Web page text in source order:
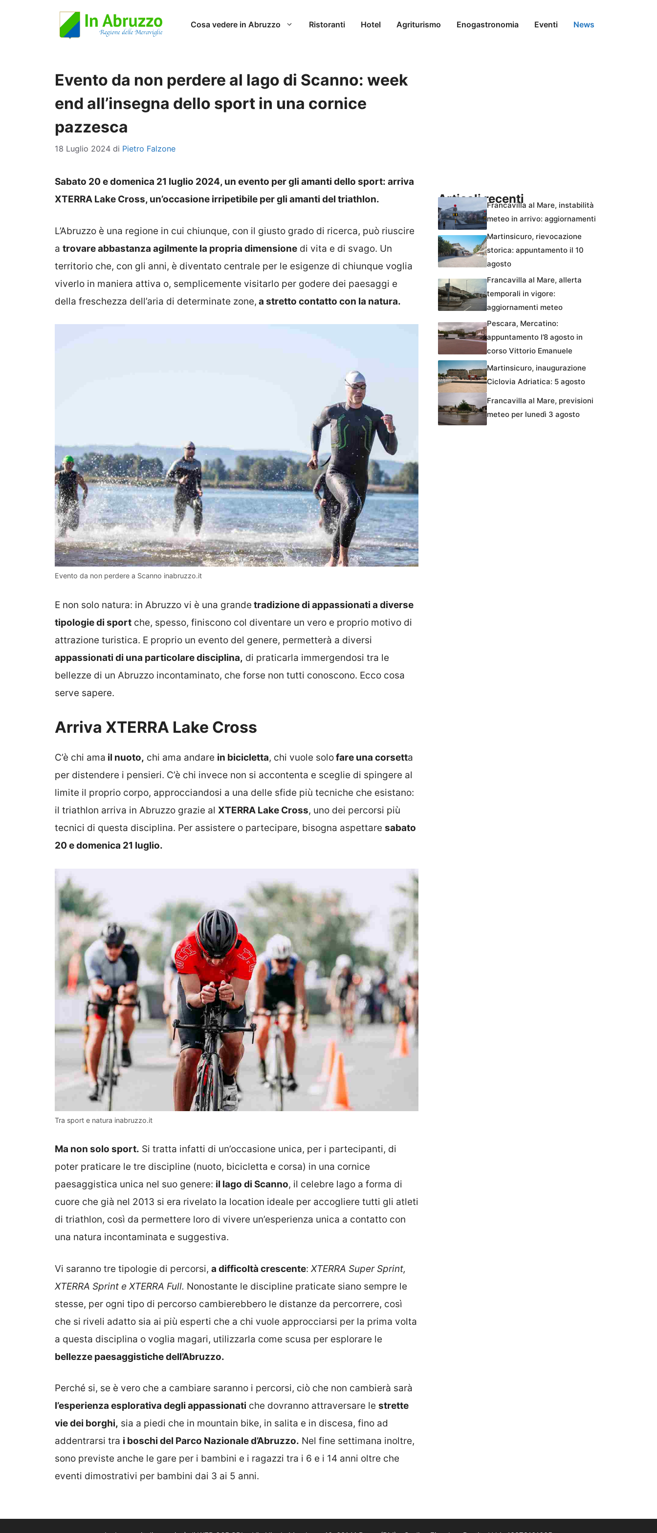
Cosa vedere in Abruzzo Ristoranti Hotel Agriturismo Enogastronomia Eventi News
Evento da non perdere al lago di Scanno: week
end all’insegna dello sport in una cornice
pazzesca
18 Luglio 2024 di Pietro Falzone
Sabato 20 e domenica 21 luglio 2024, un evento per gli amanti dello sport: arriva
XTERRA Lake Cross, un’occasione irripetibile per gli amanti del triathlon.
L’Abruzzo è una regione in cui chiunque, con il giusto grado di ricerca, può riuscire
a trovare abbastanza agilmente la propria dimensione di vita e di svago. Un
territorio che, con gli anni, è diventato centrale per le esigenze di chiunque voglia
viverlo in maniera attiva o, semplicemente visitarlo per godere dei paesaggi e
della freschezza dell’aria di determinate zone, a stretto contatto con la natura.
Evento da non perdere a Scanno inabruzzo.it
E non solo natura: in Abruzzo vi è una grande tradizione di appassionati a diverse
tipologie di sport che, spesso, finiscono col diventare un vero e proprio motivo di
attrazione turistica. E proprio un evento del genere, permetterà a diversi
appassionati di una particolare disciplina, di praticarla immergendosi tra le
bellezze di un Abruzzo incontaminato, che forse non tutti conoscono. Ecco cosa
serve sapere.
Arriva XTERRA Lake Cross
C’è chi ama il nuoto, chi ama andare in bicicletta, chi vuole solofare una corsetta
per distendere i pensieri. C’è chi invece non si accontenta e sceglie di spingere al
limite il proprio corpo, approcciandosi a una delle sfide più tecniche che esistano:
il triathlon arriva in Abruzzo grazie al XTERRA Lake Cross, uno dei percorsi più
tecnici di questa disciplina. Per assistere o partecipare, bisogna aspettare sabato
20 e domenica 21 luglio.
Tra sport e natura inabruzzo.it
Ma non solo sport. Si tratta infatti di un’occasione unica, per i partecipanti, di
poter praticare le tre discipline (nuoto, bicicletta e corsa) in una cornice
paesaggistica unica nel suo genere: il lago di Scanno, il celebre lago a forma di
cuore che già nel 2013 si era rivelato la location ideale per accogliere tutti gli atleti
di triathlon, così da permettere loro di vivere un’esperienza unica a contatto con
una natura incontaminata e suggestiva.
Vi saranno tre tipologie di percorsi, a difficoltà crescente: XTERRA Super Sprint,
XTERRA Sprint e XTERRA Full. Nonostante le discipline praticate siano sempre le
stesse, per ogni tipo di percorso cambierebbero le distanze da percorrere, così
che si riveli adatto sia ai più esperti che a chi vuole approcciarsi per la prima volta
a questa disciplina o voglia magari, utilizzarla come scusa per esplorare le
bellezze paesaggistiche dell’Abruzzo.
Perché si, se è vero che a cambiare saranno i percorsi, ciò che non cambierà sarà
l’esperienza esplorativa degli appassionati che dovranno attraversare le strette
vie dei borghi, sia a piedi che in mountain bike, in salita e in discesa, fino ad
addentrarsi tra i boschi del Parco Nazionale d’Abruzzo. Nel fine settimana inoltre,
sono previste anche le gare per i bambini e i ragazzi tra i 6 e i 14 anni oltre che
eventi dimostrativi per bambini dai 3 ai 5 anni.
Articoli recentiFrancavilla al Mare, instabilità
meteo in arrivo: aggiornamenti
Martinsicuro, rievocazione
storica: appuntamento il 10
agosto
Francavilla al Mare, allerta
temporali in vigore:
aggiornamenti meteo
Pescara, Mercatino:
appuntamento l’8 agosto in
corso Vittorio Emanuele
Martinsicuro, inaugurazione
Ciclovia Adriatica: 5 agosto
Francavilla al Mare, previsioni
meteo per lunedì 3 agosto